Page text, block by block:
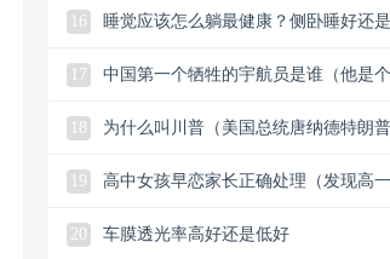
16 睡觉应该怎么躺最健康？侧卧睡好还
17
中国第一个牺牲的宇航员是谁（他是
18
为什么叫川普（美国总统唐纳德特朗
19
高中女孩早恋家长正确处理（发现高
20
车膜透光率高好还是低好